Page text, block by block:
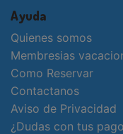
Ayuda
Quienes somos
Membresias
Como Reservar
Contactanos
Aviso de Privacidad
¿Dudas con tus